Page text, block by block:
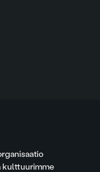
kulttuurimme